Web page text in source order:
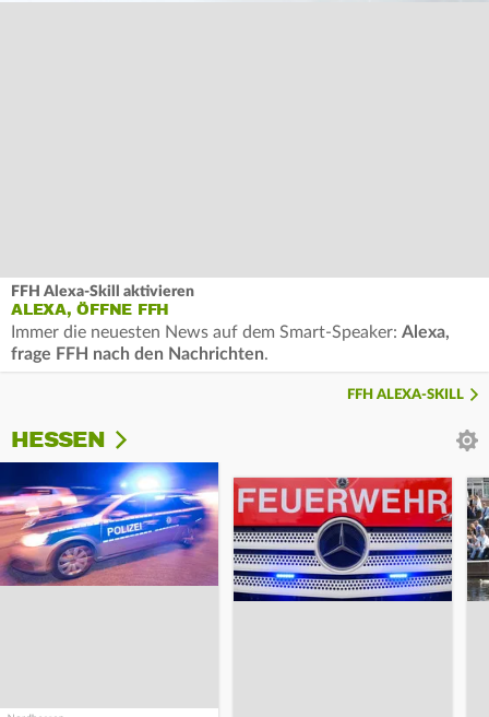
FFH Alexa-Skill aktivieren
ALEXA, ÖFFNE FFH
Immer die neuesten News auf dem Smart-Speaker: Alexa,
frage FFH nach den Nachrichten.
FFH ALEXA-SKILL
HESSEN